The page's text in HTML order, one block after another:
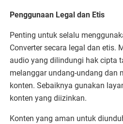
Penggunaan Legal dan Etis
Penting untuk selalu
Converter secara legal dan etis.
audio yang dilindungi hak cipta
melanggar undang-undang dan
konten. Sebaiknya gunakan
konten yang diizinkan.
Konten yang aman untuk